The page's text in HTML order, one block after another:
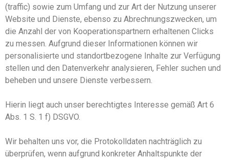
(traffic) sowie zum Umfang und zur Art der Nutzung unserer
Website und Dienste, ebenso zu Abrechnungszwecken, um
die Anzahl der von Kooperationspartnern erhaltenen Clicks
zu messen. Aufgrund dieser Informationen können wir
personalisierte und standortbezogene Inhalte zur Verfügung
stellen und den Datenverkehr analysieren, Fehler suchen und
beheben und unsere Dienste verbessern.
Hierin liegt auch unser berechtigtes Interesse gemäß Art 6
Abs. 1 S. 1 f) DSGVO.
Wir behalten uns vor, die Protokolldaten nachträglich zu
überprüfen, wenn aufgrund konkreter Anhaltspunkte der